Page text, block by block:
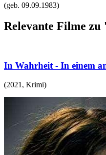
(geb. 09.09.1983)
Relevante Filme
In Wahrheit - In einem
(2021 , Krimi)